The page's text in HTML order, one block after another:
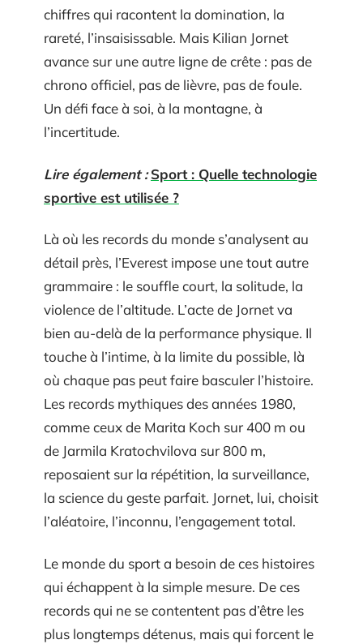
chiffres qui racontent la domination, la
rareté, l’insaisissable. Mais Kilian Jornet
avance sur une autre ligne de crête : pas de
chrono officiel, pas de lièvre, pas de foule.
Un défi face à soi, à la montagne, à
l’incertitude.
Lire également : Sport : Quelle technologie
sportive est utilisée ?
Là où les records du monde s’analysent au
détail près, l’Everest impose une tout autre
grammaire : le souffle court, la solitude, la
violence de l’altitude. L’acte de Jornet va
bien au-delà de la performance physique. Il
touche à l’intime, à la limite du possible, là
où chaque pas peut faire basculer l’histoire.
Les records mythiques des années 1980,
comme ceux de Marita Koch sur 400 m ou
de Jarmila Kratochvilova sur 800 m,
reposaient sur la répétition, la surveillance,
la science du geste parfait. Jornet, lui, choisit
l’aléatoire, l’inconnu, l’engagement total.
Le monde du sport a besoin de ces histoires
qui échappent à la simple mesure. De ces
records qui ne se contentent pas d’être les
plus longtemps détenus, mais qui forcent le